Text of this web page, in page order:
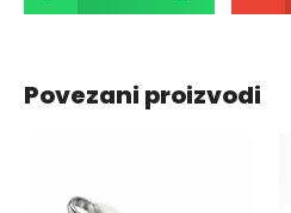
Povezani proizvodi